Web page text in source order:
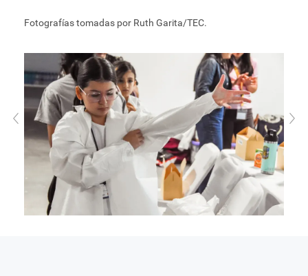
Fotografías tomadas por Ruth Garita/TEC.